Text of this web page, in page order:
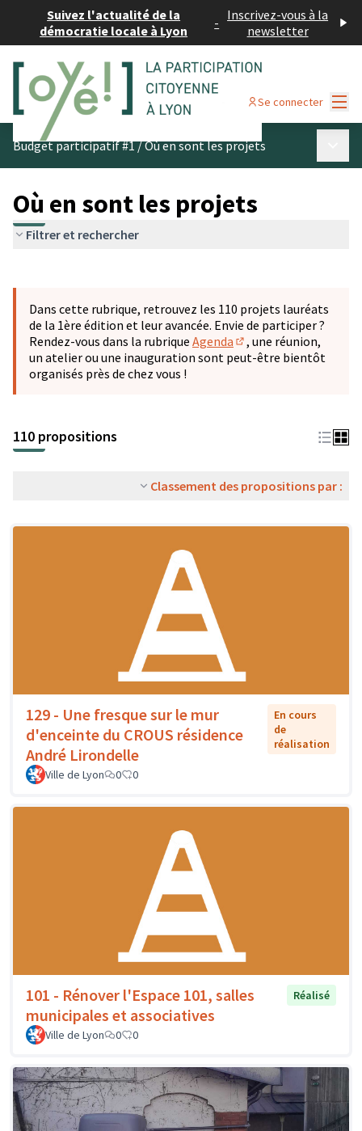
Suivez l'actualité de la
démocratie locale à Lyon
- Inscrivez-vous à la
newsletter
Se connecter
Budget participatif #1/Où en sont les projets
Où en sont les projets
Filtrer et rechercher
−
Dans cette rubrique, retrouvez les 110 projets lauréats
de la 1ère édition et leur avancée. Envie de participer ?
Rendez-vous dans la rubrique Agenda
(S'ouvre dans un
, une réunion,
un atelier ou une inauguration sont peut-être bientôt
organisés près de chez vous !
110 propositions
Classement des propositions par :
129 - Une fresque sur le mur
d'enceinte du CROUS résidence
André Lirondelle
En cours
de
réalisation
Ville de Lyon 0 0
101 - Rénover l'Espace 101, salles
municipales et associatives
Réalisé
Ville de Lyon 0 0